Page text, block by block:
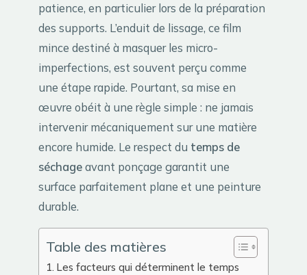
patience, en particulier lors de la préparation
des supports. L’enduit de lissage, ce film
mince destiné à masquer les micro-
imperfections, est souvent perçu comme
une étape rapide. Pourtant, sa mise en
œuvre obéit à une règle simple : ne jamais
intervenir mécaniquement sur une matière
encore humide. Le respect du temps de
séchageavant ponçage garantit une
surface parfaitement plane et une peinture
durable.
Table des matières
Les facteurs qui déterminent le temps